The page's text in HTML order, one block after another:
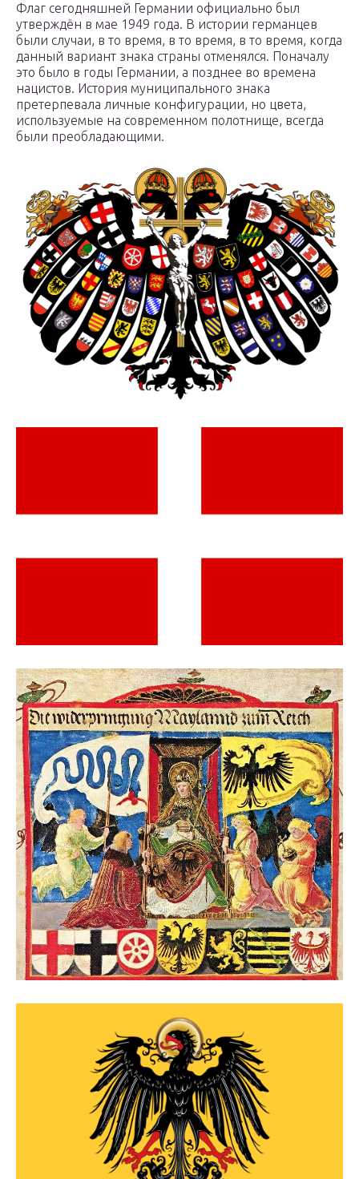
Флаг сегодняшней Германии официально был
утверждён в мае 1949 года. В истории германцев
были случаи, в то время, в то время, в то время, когда
данный вариант знака страны отменялся. Поначалу
это было в годы Германии, а позднее во времена
нацистов. История муниципального знака
претерпевала личные конфигурации, но цвета,
используемые на современном полотнище, всегда
были преобладающими.